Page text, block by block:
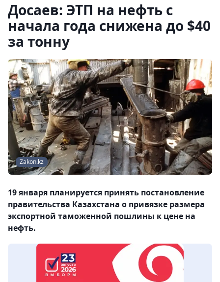
Досаев: ЭТП на нефть с
начала года снижена до $40
за тонну
Zakon.kz
19 января планируется принять постановление
правительства Казахстана о привязке размера
экспортной таможенной пошлины к цене на
нефть.